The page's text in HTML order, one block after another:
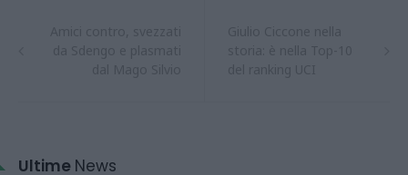
Ultime News